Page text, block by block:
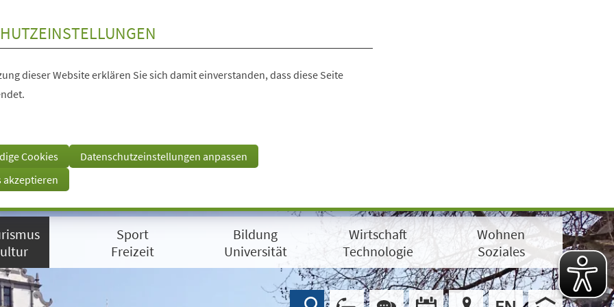
dieser Website erklären Sie sich damit einverstanden, dass diese Seite
Cookies
Datenschutzeinstellungen anpassen
akzeptieren
Sport
Freizeit
Bildung
Universität
Wirtschaft
Technologie
Wohnen
Soziales